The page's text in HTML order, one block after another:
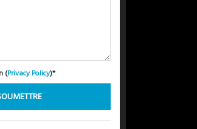
(Privacy Policy)*